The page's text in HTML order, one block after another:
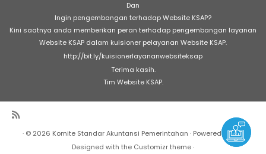
Dan
Ingin pengembangan terhadap Website KSAP?
Kini saatnya anda memberikan peran terhadap pengembangan layanan
Website KSAP dalam kuisioner pelayanan Website KSAP.
http://bit.ly/kuisionerlayananwebsiteksap
Terima kasih.
Tim Website KSAP.
· © 2026 Komite Standar Akuntansi Pemerintahan · Powered by
·
Designed with the Customizr theme·